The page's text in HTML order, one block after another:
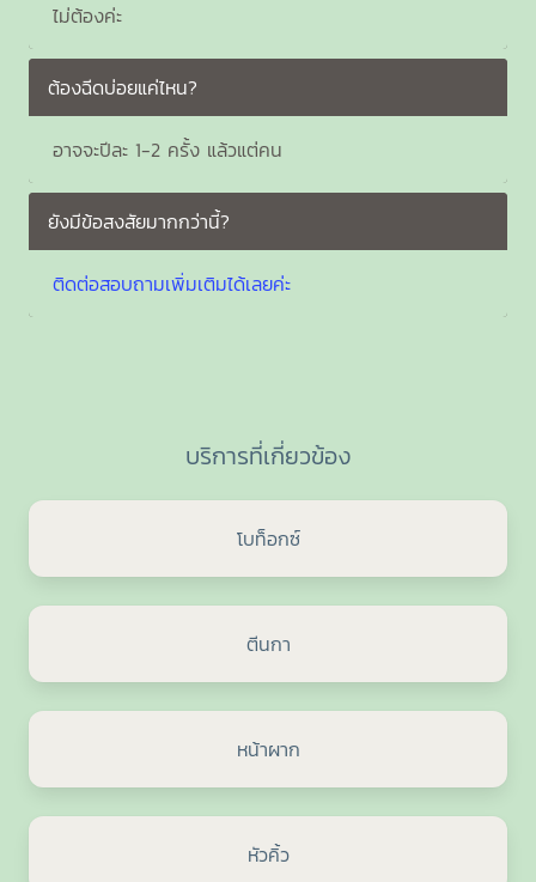
ไม่ต้องค่ะ
ต้องฉีดบ่อยแค่ไหน?
อาจจะปีละ 1-2 ครั้ง แล้วแต่คน
ยังมีข้อสงสัยมากกว่านี้?
ติดต่อสอบถามเพิ่มเติมได้เลยค่ะ
บริการที่เกี่ยวข้อง
โบท็อกซ์
ตีนกา
หน้าผาก
หัวคิ้ว